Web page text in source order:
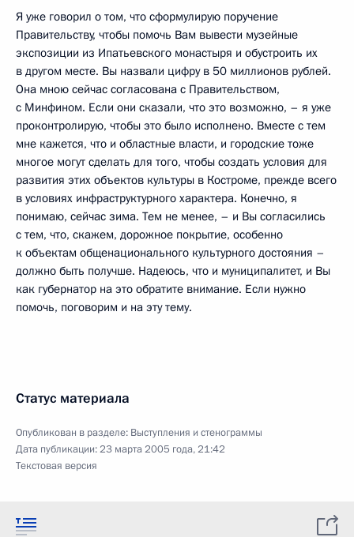
Я уже говорил о том, что сформулирую поручение
Правительству, чтобы помочь Вам вывести музейные
экспозиции из Ипатьевского монастыря и обустроить их
в другом месте. Вы назвали цифру в 50 миллионов рублей.
Она мною сейчас согласована с Правительством,
с Минфином. Если они сказали, что это возможно, – я уже
проконтролирую, чтобы это было исполнено. Вместе с тем
мне кажется, что и областные власти, и городские тоже
многое могут сделать для того, чтобы создать условия для
развития этих объектов культуры в Костроме, прежде всего
в условиях инфраструктурного характера. Конечно, я
понимаю, сейчас зима. Тем не менее, – и Вы согласились
с тем, что, скажем, дорожное покрытие, особенно
к объектам общенационального культурного достояния –
должно быть получше. Надеюсь, что и муниципалитет, и Вы
как губернатор на это обратите внимание. Если нужно
помочь, поговорим и на эту тему.
Статус материала
Опубликован в разделе: Выступления и стенограммы
Дата публикации:23 марта 2005 года, 21:42
Текстовая версия